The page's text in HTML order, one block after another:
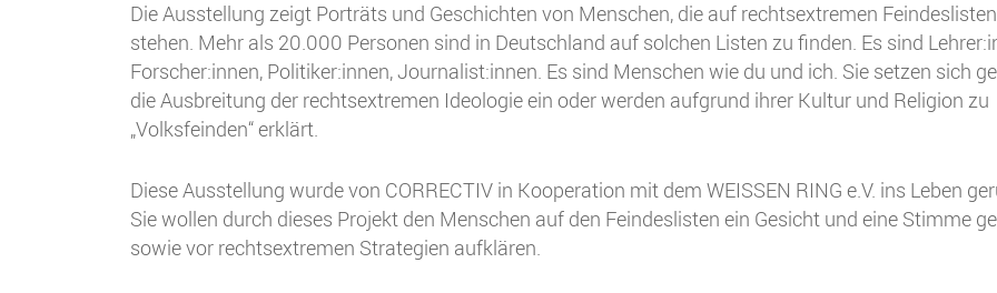
Die Ausstellung zeigt Porträts und Geschichten von Menschen, die auf rechtsextremen Feindeslisten
stehen. Mehr als 20.000 Personen sind in Deutschland auf solchen Listen zu finden. Es sind
Forscher:innen, Politiker:innen, Journalist:innen. Es sind Menschen wie du und ich. Sie setzen sich
die Ausbreitung der rechtsextremen Ideologie ein oder werden aufgrund ihrer Kultur und Religion zu
„Volksfeinden“ erklärt.
Diese Ausstellung wurde von CORRECTIV in Kooperation mit dem WEISSEN RING e.V. ins Leben
Sie wollen durch dieses Projekt den Menschen auf den Feindeslisten ein Gesicht und eine Stimme
sowie vor rechtsextremen Strategien aufklären.